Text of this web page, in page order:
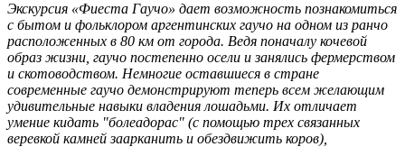
Экскурсия «Фиеста Гаучо» дает возможность познакомиться
с бытом и фольклором аргентинских гаучо на одном из ранчо
расположенных в 80 км от города. Ведя поначалу кочевой
образ жизни, гаучо постепенно осели и занялись фермерством
и скотоводством. Немногие оставшиеся в стране
современные гаучо демонстрируют теперь всем желающим
удивительные навыки владения лошадьми. Их отличает
умение кидать "болеадорас" (с помощью трех связанных
веревкой камней заарканить и обездвижить коров),